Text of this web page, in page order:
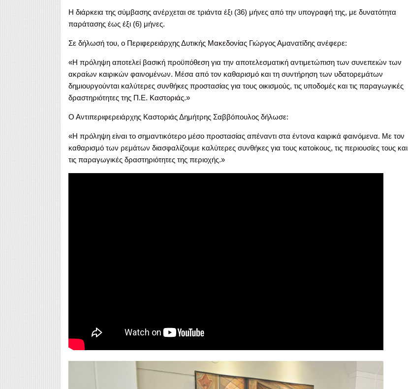
Η διάρκεια της σύμβασης ανέρχεται σε τριάντα έξι (36) μήνες από την υπογραφή της, με δυνατότητα
παράτασης έως έξι (6) μήνες.
Σε δήλωσή του, ο Περιφερειάρχης Δυτικής ΜακεδονίαςΓιώργος Αμανατίδης ανέφερε:
«Η πρόληψη αποτελεί βασική προϋπόθεση για την αποτελεσματική αντιμετώπιση των συνεπειών των
ακραίων καιρικών φαινομένων. Μέσα από τον καθαρισμό και τη συντήρηση των υδατορεμάτων
δημιουργούνται καλύτερες συνθήκες προστασίας για τους οικισμούς, τις υποδομές και τις παραγωγικές
δραστηριότητες της Π.Ε. Καστοριάς.»
Ο Αντιπεριφερειάρχης Καστοριάς Δημήτρης Σαββόπουλος δήλωσε:
«Η πρόληψη είναι το σημαντικότερο μέσο προστασίας απέναντι στα έντονα καιρικά φαινόμενα. Με τον
καθαρισμό των ρεμάτων διασφαλίζουμε καλύτερες συνθήκες για τους κατοίκους, τις περιουσίες τους και
τις παραγωγικές δραστηριότητες της περιοχής.»